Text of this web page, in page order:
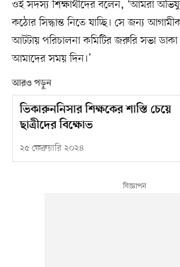
ওই সদস্য শিক্ষার্থীদের বলেন, ‘আমরা
কঠোর সিদ্ধান্ত নিতে যাচ্ছি। সে জন্য
আটটায় পরিচালনা কমিটির জরুরি সভা ডাকা
আমাদের সময় দিন।’
আরও পড়ুন
ভিকারুননিসার শিক্ষকের শাস্তি চেয়ে
ছাত্রীদের বিক্ষোভ
২৫ ফেব্রুয়ারি ২০২৪